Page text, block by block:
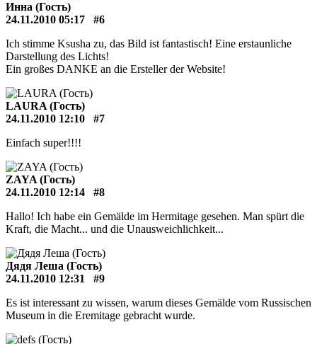
Инна (Гость)
24.11.2010 05:17
#6
Ich stimme Ksusha zu, das Bild ist fantastisch! Eine erstaunliche
Darstellung des Lichts!
Ein großes DANKE an die Ersteller der Website!
LAURA (Гость)
24.11.2010 12:10
#7
Einfach super!!!!
ZAYA (Гость)
24.11.2010 12:14
#8
Hallo! Ich habe ein Gemälde im Hermitage gesehen. Man spürt die
Kraft, die Macht... und die Unausweichlichkeit...
Дядя Леша (Гость)
24.11.2010 12:31
#9
Es ist interessant zu wissen, warum dieses Gemälde vom Russischen
Museum in die Eremitage gebracht wurde.